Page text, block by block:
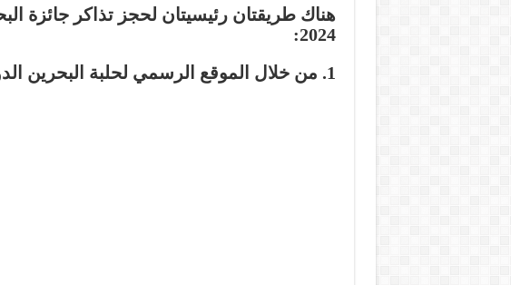
2024:
1. من خلال الموقع الرسمي لحلبة البحرين الدولية: